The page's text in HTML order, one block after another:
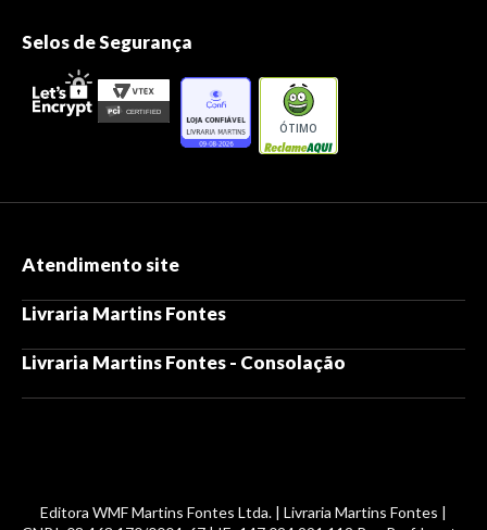
Selos de Segurança
ÓTIMO
Atendimento site
Livraria Martins Fontes
Livraria Martins Fontes - Consolação
Editora WMF Martins Fontes Ltda. | Livraria Martins Fontes |